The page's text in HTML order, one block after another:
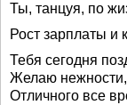
Ты, танцуя, по
Рост зарплаты и
Тебя сегодня
Желаю
Отличного все